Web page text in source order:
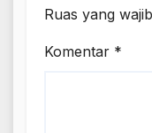
Ruas yang
Komentar *